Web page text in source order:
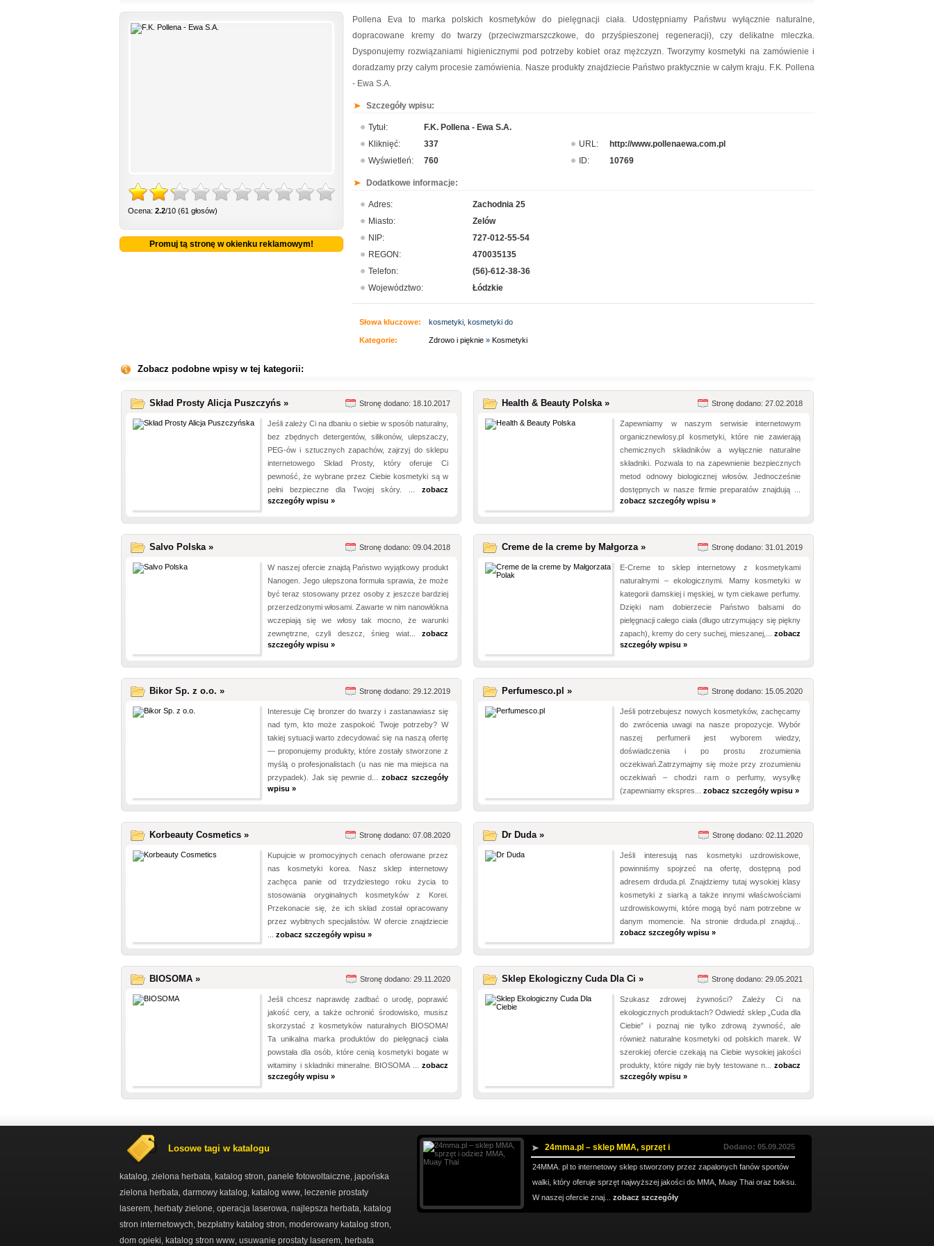
Ocena: 2.2/10 (61 głosów)
Promuj tą stronę w okienku reklamowym!
Pollena Eva to marka polskich kosmetyków do pielęgnacji ciała. Udostępniamy Państwu wyłącznie naturalne,
dopracowane kremy do twarzy (przeciwzmarszczkowe, do przyśpieszonej regeneracji), czy delikatne mleczka.
Dysponujemy rozwiązaniami higienicznymi pod potrzeby kobiet oraz mężczyzn. Tworzymy kosmetyki na zamówienie i
doradzamy przy całym procesie zamówienia. Nasze produkty znajdziecie Państwo praktycznie w całym kraju. F.K. Pollena
- Ewa S.A.
Szczegóły wpisu:
Tytuł:
F.K. Pollena - Ewa S.A.
Kliknięć:
337 URL:
http://www.pollenaewa.com.pl
Wyświetleń:
760 ID: 10769
Dodatkowe informacje:
Adres:
Zachodnia 25
Miasto:
Zelów
NIP:
727-012-55-54
REGON:
470035135
Telefon:
(56)-612-38-36
Województwo:
Łódzkie
Słowa kluczowe: kosmetyki, kosmetyki do
Kategorie: Zdrowo i pięknie » Kosmetyki
Zobacz podobne wpisy w tej kategorii:
Skład Prosty Alicja Puszczyńs » Stronę dodano: 18.10.2017
Jeśli zależy Ci na dbaniu o siebie w sposób naturalny,
bez zbędnych detergentów, silikonów, ulepszaczy,
PEG-ów i sztucznych zapachów, zajrzyj do sklepu
internetowego Skład Prosty, który oferuje Ci
pewność, że wybrane przez Ciebie kosmetyki są w
pełni bezpieczne dla Twojej skóry. ... zobacz
szczegóły wpisu »
Health & Beauty Polska » Stronę dodano: 27.02.2018
Zapewniamy w naszym serwisie internetowym
organicznewlosy.pl kosmetyki, które nie zawierają
chemicznych składników a wyłącznie naturalne
składniki. Pozwala to na zapewnienie bezpiecznych
metod odnowy biologicznej włosów. Jednocześnie
dostępnych w nasze firmie preparatów znajdują ...
zobacz szczegóły wpisu »
Salvo Polska » Stronę dodano: 09.04.2018
W naszej ofercie znajdą Państwo wyjątkowy produkt
Nanogen. Jego ulepszona formuła sprawia, że może
być teraz stosowany przez osoby z jeszcze bardziej
przerzedzonymi włosami. Zawarte w nim nanowłókna
wczepiają się we włosy tak mocno, że warunki
zewnętrzne, czyli deszcz, śnieg wiat... zobacz
szczegóły wpisu »
Creme de la creme by Małgorza » Stronę dodano: 31.01.2019
E-Creme to sklep internetowy z kosmetykami
naturalnymi – ekologicznymi. Mamy kosmetyki w
kategorii damskiej i męskiej, w tym ciekawe perfumy.
Dzięki nam dobierzecie Państwo balsami do
pielęgnacji całego ciała (długo utrzymujący się piękny
zapach), kremy do cery suchej, mieszanej,... zobacz
szczegóły wpisu »
Bikor Sp. z o.o. » Stronę dodano: 29.12.2019
Interesuje Cię bronzer do twarzy i zastanawiasz się
nad tym, kto może zaspokoić Twoje potrzeby? W
takiej sytuacji warto zdecydować się na naszą ofertę
— proponujemy produkty, które zostały stworzone z
myślą o profesjonalistach (u nas nie ma miejsca na
przypadek). Jak się pewnie d...zobacz szczegóły
wpisu »
Perfumesco.pl » Stronę dodano: 15.05.2020
Jeśli potrzebujesz nowych kosmetyków, zachęcamy
do zwrócenia uwagi na nasze propozycje. Wybór
naszej perfumerii jest wyborem wiedzy,
doświadczenia i po prostu zrozumienia
oczekiwań.Zatrzymajmy się może przy zrozumieniu
oczekiwań – chodzi nam o perfumy, wysyłkę
(zapewniamy ekspres... zobacz szczegóły wpisu »
Korbeauty Cosmetics » Stronę dodano: 07.08.2020
Kupujcie w promocyjnych cenach oferowane przez
nas kosmetyki korea. Nasz sklep internetowy
zachęca panie od trzydziestego roku życia to
stosowania oryginalnych kosmetyków z Korei.
Przekonacie się, że ich skład został opracowany
przez wybitnych specjalistów. W ofercie znajdziecie
zobacz szczegóły wpisu »
Dr Duda » Stronę dodano: 02.11.2020
Jeśli interesują nas kosmetyki uzdrowiskowe,
powinniśmy spojrzeć na ofertę, dostępną pod
adresem drduda.pl. Znajdziemy tutaj wysokiej klasy
kosmetyki z siarką a także innymi właściwościami
uzdrowiskowymi, które mogą być nam potrzebne w
danym momencie. Na stronie drduda.pl znajduj...
zobacz szczegóły wpisu »
BIOSOMA » Stronę dodano: 29.11.2020
Jeśli chcesz naprawdę zadbać o urodę, poprawić
jakość cery, a także ochronić środowisko, musisz
skorzystać z kosmetyków naturalnych BIOSOMA!
Ta unikalna marka produktów do pielęgnacji ciała
powstała dla osób, które cenią kosmetyki bogate w
witaminy i składniki mineralne. BIOSOMA ... zobacz
szczegóły wpisu »
Sklep Ekologiczny Cuda Dla Ci » Stronę dodano: 29.05.2021
Szukasz zdrowej żywności? Zależy Ci na
ekologicznych produktach? Odwiedź sklep „Cuda dla
Ciebie” i poznaj nie tylko zdrową żywność, ale
również naturalne kosmetyki od polskich marek. W
szerokiej ofercie czekają na Ciebie wysokiej jakości
produkty, które nigdy nie były testowane n... zobacz
szczegóły wpisu »
Losowe tagi w katalogu
katalog zielona herbata katalog stron panele fotowoltaiczne japońska
zielona herbata darmowy katalog katalog www
leczenie prostaty
laserem herbaty zielone operacja laserowa najlepsza herbata katalog
stron internetowych bezpłatny katalog stron moderowany katalog stron
dom opieki katalog stron www usuwanie prostaty laserem herbata
24mma.pl – sklep MMA, sprzęt i Dodano: 05.09.2025
24MMA. pl to internetowy sklep stworzony przez zapalonych fanów sportów
walki, który oferuje sprzęt najwyższej jakości do MMA, Muay Thai oraz boksu.
W naszej ofercie znaj... zobacz szczegóły